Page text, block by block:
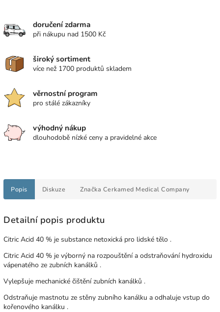
doručení zdarma
při nákupu nad 1500 Kč
široký sortiment
více než 1700 produktů skladem
věrnostní program
pro stálé zákazníky
výhodný nákup
dlouhodobě nízké ceny a pravidelné akce
Popis Diskuze Značka Cerkamed Medical Company
Detailní popis produktu
Citric Acid 40 % je substance netoxická pro lidské tělo .
Citric Acid 40 % je výborný na rozpouštění a odstraňování hydroxidu
vápenatého ze zubních kanálků .
Vylepšuje mechanické čištění zubních kanálků .
Odstraňuje mastnotu ze stěny zubního kanálku a odhaluje vstup do
kořenového kanálku .